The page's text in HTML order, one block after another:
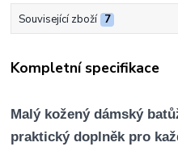
Související zboží 7
Kompletní specifikace
Malý kožený dámský
praktický doplněk pro